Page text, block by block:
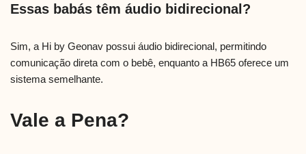
Essas babás têm áudio bidirecional?
Sim, a Hi by Geonav possui áudio bidirecional, permitindo
comunicação direta com o bebê, enquanto a HB65 oferece um
sistema semelhante.
Vale a Pena?